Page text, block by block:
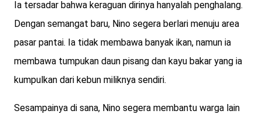
Ia tersadar bahwa keraguan dirinya hanyalah penghalang.
Dengan semangat baru, Nino segera berlari menuju area
pasar pantai. Ia tidak membawa banyak ikan, namun ia
membawa tumpukan daun pisang dan kayu bakar yang ia
kumpulkan dari kebun miliknya sendiri.
Sesampainya di sana, Nino segera membantu warga lain